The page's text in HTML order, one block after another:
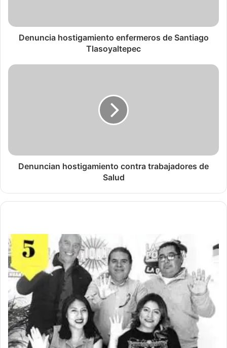
Denuncia hostigamiento enfermeros de Santiago
Tlasoyaltepec
Denuncian hostigamiento contra trabajadores de
Salud